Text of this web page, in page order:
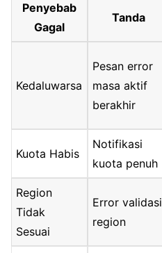
Penyebab
Gagal
Tanda
Kedaluwarsa
Pesan error
masa aktif
berakhir
Kuota Habis
Notifikasi
kuota penuh
Region
Tidak
Sesuai
Error validasi
region